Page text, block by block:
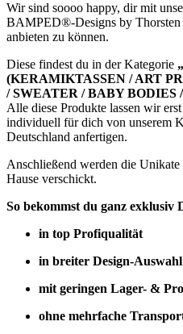
Wir sind soooo happy, dir mit
BAMPED®-Designs by Thorsten
anbieten zu können.
Diese findest du in der Kategorie
(KERAMIKTASSEN / ART
/ SWEATER / BABY
Alle diese Produkte lassen wir
individuell für dich von unserem
Deutschland anfertigen.
Anschließend werden die
Hause verschickt.
So bekommst du ganz exklusiv
in top Profiqualität
in breiter Design-Auswahl
mit geringen Lager- &
ohne mehrfache